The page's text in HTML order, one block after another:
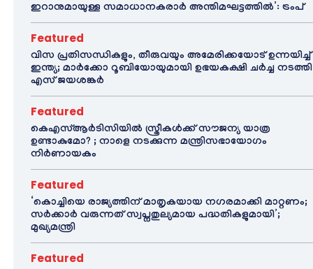
ഇറാനുമായുള്ള സമാധാനകരാർ അന്തിമഘട്ടത്തിൽ‌’: ട്രംപ്
Featured
വിസ പ്രതിസന്ധികളും, തീരുവയും അമേരിക്കയോട് ഉന്നയിച്ച്
ഇന്ത്യ; മാർക്കോ റൂബിയോയുമായി ഉഭയകക്ഷി ചർച്ച നടത്തി
എസ് ജയശങ്കർ
Featured
കെഎസ്ആർടിസിയിൽ സ്ത്രീകൾക്ക് സൗജന്യ യാത്ര
ഉണ്ടാകുമോ? ; നാളെ നടക്കുന്ന മന്ത്രിസഭായോഗം
നിർണായകം
Featured
‘കൊച്ചിയെ രാജ്യത്തിന് മാതൃകയായ നഗരമാക്കി മാറ്റണം;
സർക്കാർ വരുന്നത് സ്വപ്നതുല്യമായ പദ്ധതികളുമായി’;
മുഖ്യമന്ത്രി
Featured